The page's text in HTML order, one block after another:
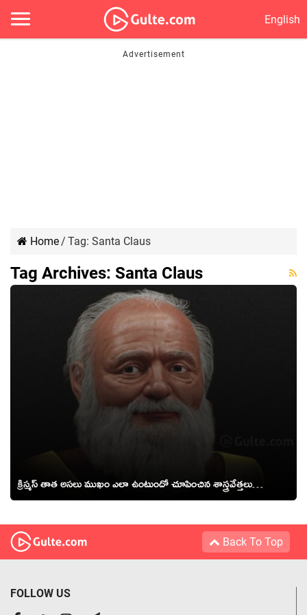
English
Home/ Tag: Santa Claus
Tag Archives: Santa Claus
క్రిస్మస్ తాత అసలు ముఖం ఎలా ఉంటుందో చూపించిన శాస్త్రవేత్తలు…
Back To Top
FOLLOW US